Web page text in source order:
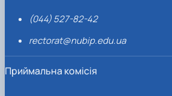
(044) 527-82-42
rectorat@nubip.edu.ua
Приймальна комісія